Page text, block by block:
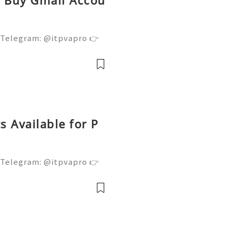
@itpvapro 👉
itpvapro.com Gmail i
Available for P
@itpvapro 👉
itpvapro.com Gmail i